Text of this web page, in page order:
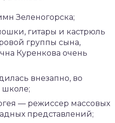
Зеленогорска;
гитары и кастрюль
группы сына,
Куренкова очень
внезапно, во
— режиссер массовых
представлений;